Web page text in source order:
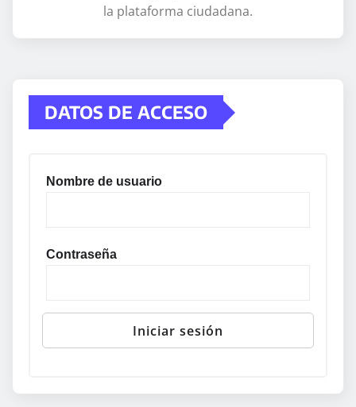
la plataforma ciudadana.
DATOS DE ACCESO
Nombre de usuario
Contraseña